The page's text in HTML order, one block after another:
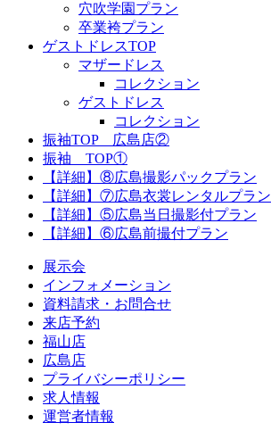
穴吹学園プラン
卒業袴プラン
ゲストドレスTOP
マザードレス
コレクション
ゲストドレス
コレクション
振袖TOP 広島店②
振袖 TOP①
【詳細】⑧広島撮影パックプラン
【詳細】⑦広島衣裳レンタルプラン
【詳細】⑤広島当日撮影付プラン
【詳細】⑥広島前撮付プラン
展示会
インフォメーション
資料請求・お問合せ
来店予約
福山店
広島店
プライバシーポリシー
求人情報
運営者情報